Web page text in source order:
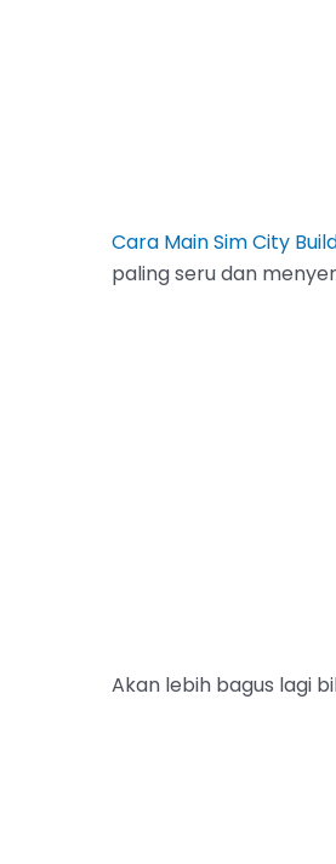
Cara Main Sim City
paling seru dan
Akan lebih bagus lagi